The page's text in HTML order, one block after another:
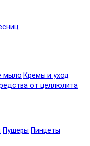
мыло Кремы и уход
от целлюлита
Пушеры Пинцеты